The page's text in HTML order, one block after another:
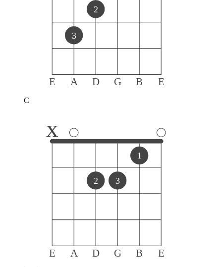
E A D G B E
3
2
C
E A D G B E
x
2 3
1